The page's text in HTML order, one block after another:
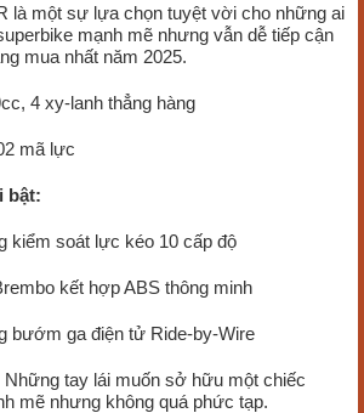
là một sự lựa chọn tuyệt vời cho những ai
mạnh mẽ nhưng vẫn dễ tiếp cận
mua nhất năm 2025.
4 xy-lanh thẳng hàng
mã lực
bật:
kiểm soát lực kéo 10 cấp độ
kết hợp ABS thông minh
bướm ga điện tử Ride-by-Wire
Những tay lái muốn sở hữu một chiếc
mẽ nhưng không quá phức tạp.